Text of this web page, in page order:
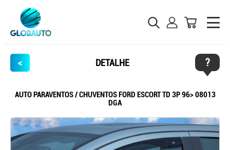
< DETALHE ?
AUTO PARAVENTOS / CHUVENTOS FORD ESCORT TD 3P 96> 08013
DGA